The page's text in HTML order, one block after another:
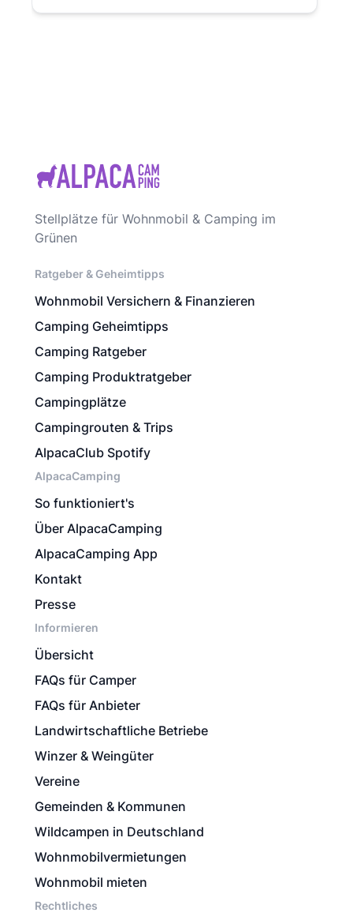
Stellplätze für Wohnmobil & Camping im
Grünen
Ratgeber & Geheimtipps
Wohnmobil Versichern & Finanzieren
Camping Geheimtipps
Camping Ratgeber
Camping Produktratgeber
Campingplätze
Campingrouten & Trips
AlpacaClub Spotify
AlpacaCamping
So funktioniert's
Über AlpacaCamping
AlpacaCamping App
Kontakt
Presse
Informieren
Übersicht
FAQs für Camper
FAQs für Anbieter
Landwirtschaftliche Betriebe
Winzer & Weingüter
Vereine
Gemeinden & Kommunen
Wildcampen in Deutschland
Wohnmobilvermietungen
Wohnmobil mieten
Rechtliches